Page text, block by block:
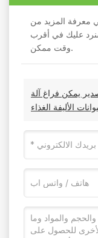
معرفة المزيد من
عليك في أقرب
وقت ممكن.
يمكن فراغ آلة
الأليفة الغذاء